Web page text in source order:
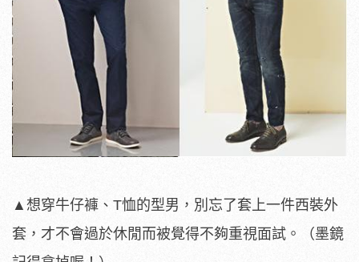
▲想穿牛仔褲、T恤的型男，別忘了套上一件西裝外
套，才不會過於休閒而被覺得不夠重視面試。（墨鏡